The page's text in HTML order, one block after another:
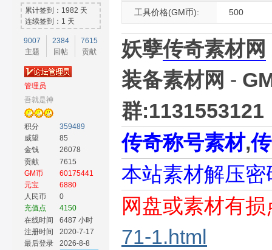
累计签到：1982 天
连续签到：1 天
9007
主题
2384
回帖
7615
贡献
管理员
吾就是神
积分
359489
威望
85
金钱
26078
贡献
7615
GM币
60175441
元宝
6880
人民币
0
充值点
4150
在线时间
6487 小时
注册时间
2020-7-17
最后登录
2026-8-8
工具价格(GM币): 500
妖孽传奇素材网
装备素材网 -
群:1131553121
传奇称号素材,
本站素材解压密
网盘或素材有
71-1.html